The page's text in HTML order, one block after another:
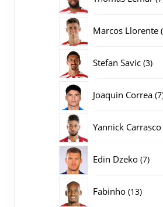
Marcos Llorente
Stefan Savic 33
Joaquin Correa 7
Yannick Carrasco
Edin Dzeko 77
Fabinho 1313